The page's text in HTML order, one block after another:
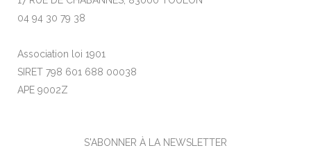
04 94 30 79 38
Association loi 1901
SIRET 798 601 688 00038
APE 9002Z
S'ABONNER À LA NEWSLETTER